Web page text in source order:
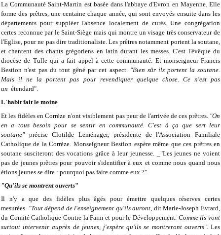
La Communauté Saint-Martin est basée dans l'abbaye d'Evron en Mayenne. Elle
forme des prêtres, une centaine chaque année, qui sont envoyés ensuite dans les
départements pour suppléer l'absence localement de curés. Une congrégation
certes reconnue par le Saint-Siège mais qui montre un visage très conservateur de
l'Eglise, pour ne pas dire traditionaliste. Les prêtres notamment portent la soutane,
et chantent des chants grégoriens en latin durant les messes. C'est l'évêque du
diocèse de Tulle qui a fait appel à cette communauté. Et monseigneur Francis
Bestion n'est pas du tout gêné par cet aspect. "Bien sûr ils portent la soutane.
Mais il ne la portent pas pour revendiquer quelque chose. Ce n'est pas
un étendard".
L'habit fait le moine
Et les fidèles en Corrèze n'ont visiblement pas peur de l'arrivée de ces prêtres. "On
en a tous besoin pour se sentir en communauté. C'est à ça que sert leur
soutane"précise Clotilde Leménager, présidente de l'Association Familiale
Catholique de la Corrèze. Monseigneur Bestion espère même que ces prêtres en
soutane susciteront des vocations grâce à leur jeunesse. _"Les jeunes ne voient
pas de jeunes prêtres pour pouvoir s'identifier à eux et comme nous quand nous
étions jeunes se dire : pourquoi pas faire comme eux ?"
"Qu'ils se montrent ouverts"
Il n'y a que des fidèles plus âgés pour émettre quelques réserves certes
mesurées. "Tout dépend de l'enseignement qu'ils auront, dit Marie-Joseph Evrard,
du Comité Catholique Contre la Faim et pour le Développement. Comme ils vont
surtout intervenir auprès de jeunes, j'espère qu'ils se montreront ouverts". Les